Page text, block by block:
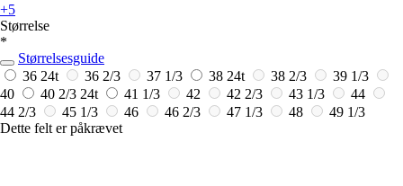
+5
Størrelse
*
Størrelsesguide
36 24t 36 2/3 37 1/3 38 24t 38 2/3
39 1/3
40
40 2/3 24t 41 1/3 42 42 2/3 43 1/3
44
44 2/3
45 1/3 46 46 2/3 47 1/3 48
49 1/3
Dette felt er påkrævet